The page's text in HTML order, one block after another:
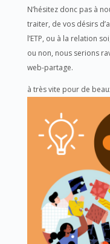
N’hésitez donc pas à
traiter, de vos désirs
l’ETP, ou à la relation
ou non, nous serions
web-partage.
à très vite pour de